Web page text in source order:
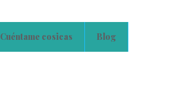
Cuéntame cosicas Blog